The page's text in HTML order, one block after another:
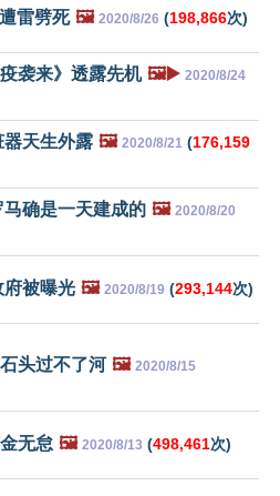
雷劈死 🖼️ 2020/8/26 (198,866次)
袭来》透露先机 🖼️▶️ 2020/8/24
天生外露 🖼️ 2020/8/21 (176,159
确是一天建成的 🖼️ 2020/8/20
府被曝光 🖼️ 2020/8/19 (293,144次)
头过不了河 🖼️ 2020/8/15
无怠 🖼️ 2020/8/13 (498,461次)